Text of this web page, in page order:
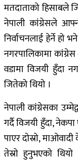
मतदाताको हिसाबले
नेपाली कांग्रेसले
निर्वाचनलाई हेर्ने हो
नगरपालिकामा
वडामा विजयी हुँदा
जितेको थियो ।
नेपाली कांग्रेसका
गर्दै विजयी हुँदा,
पाएर दोस्रो,
तेस्रो हुनुभएको